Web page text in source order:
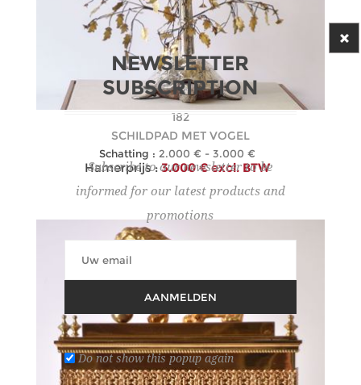
182
SCHILDPAD MET VOGEL
Schatting : 2.000 € - 3.000 €
Hamerprijs : 3.000 € excl. BTW
NEWSLETTER
SUBSCRIPTION
Subscribe to our newsletter to be
informed for our latest products and
promotions
AANMELDEN
Do not show this popup again